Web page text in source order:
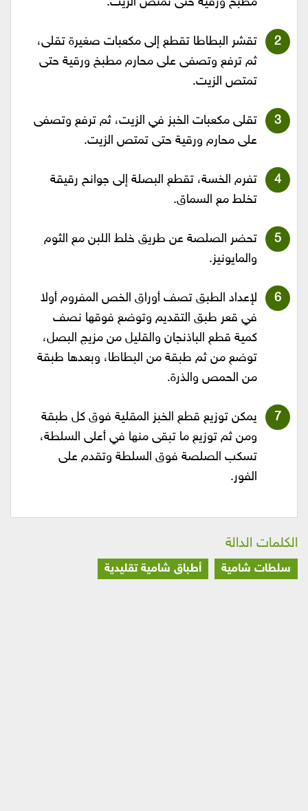
تقشر البطاطا تقطع إلى مكعبات صغيرة تقلى،
ثم ترفع وتصفى على محارم مطبخ ورقية حتى
تمتص الزيت.
تقلى مكعبات الخبز في الزيت، ثم ترفع وتصفى
على محارم ورقية حتى تمتص الزيت.
تفرم الخسة، تقطع البصلة إلى جوانح رقيقة
تخلط مع السماق.
تحضر الصلصة عن طريق خلط اللبن مع الثوم
والمايونيز.
لإعداد الطبق تصف أوراق الخص المفروم أولا
في قعر طبق التقديم وتوضع فوقها نصف
كمية قطع الباذنجان والقليل من مزيج البصل،
توضع من ثم طبقة من البطاطا، وبعدها طبقة
من الحمص والذرة.
يمكن توزيع قطع الخبز المقلية فوق كل طبقة
ومن ثم توزيع ما تبقى منها في أعلى السلطة،
تسكب الصلصة فوق السلطة وتقدم على
الفور.
الكلمات الدالة
سلطات شامية أطباق شامية تقليدية